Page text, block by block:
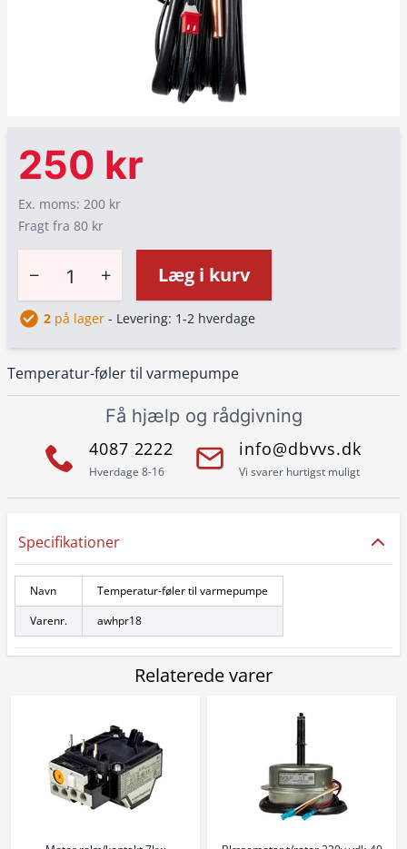
Temperatur-føler til varmepumpe
250 kr
Ex. moms: 200 kr
Fragt fra 80 kr
− + Læg i kurv
2 på lager - Levering: 1-2 hverdage
Få hjælp og rådgivning
4087 2222
Hverdage 8-16
info@dbvvs.dk
Vi svarer hurtigst muligt
Specifikationer
Navn
Temperatur-føler til varmepumpe
Varenr.
awhpr18
Relaterede varer